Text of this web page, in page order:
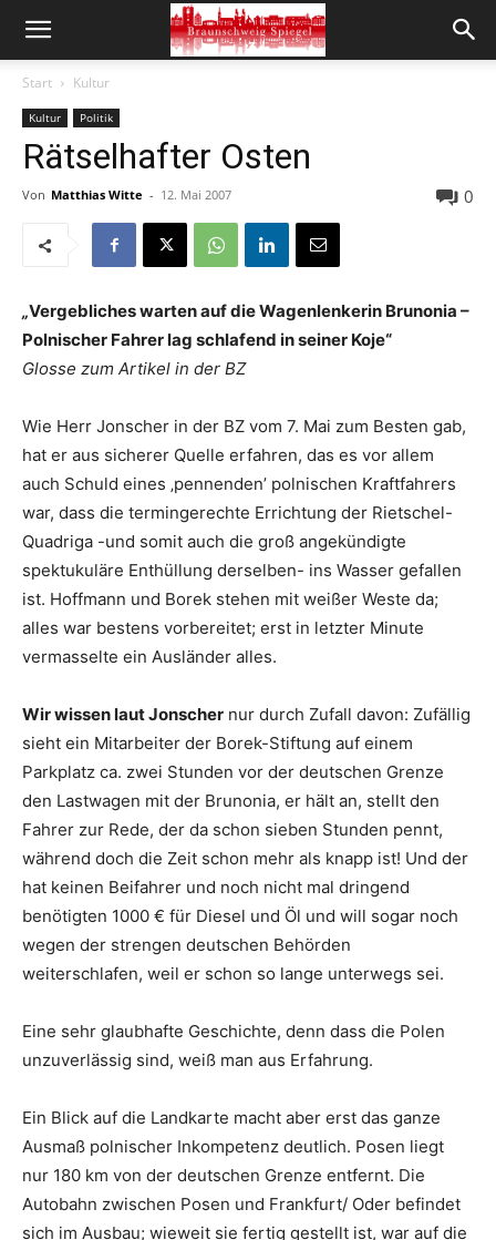
Start Kultur
Kultur Politik
Rätselhafter Osten
Von Matthias Witte - 12. Mai 2007 0
„Vergebliches warten auf die Wagenlenkerin Brunonia –
Polnischer Fahrer lag schlafend in seiner Koje“
Glosse zum Artikel in der BZ
Wie Herr Jonscher in der BZ vom 7. Mai zum Besten gab,
hat er aus sicherer Quelle erfahren, das es vor allem
auch Schuld eines ‚pennenden’ polnischen Kraftfahrers
war, dass die termingerechte Errichtung der Rietschel-
Quadriga -und somit auch die groß angekündigte
spektukuläre Enthüllung derselben- ins Wasser gefallen
ist. Hoffmann und Borek stehen mit weißer Weste da;
alles war bestens vorbereitet; erst in letzter Minute
vermasselte ein Ausländer alles.
Wir wissen laut Jonscher nur durch Zufall davon: Zufällig
sieht ein Mitarbeiter der Borek-Stiftung auf einem
Parkplatz ca. zwei Stunden vor der deutschen Grenze
den Lastwagen mit der Brunonia, er hält an, stellt den
Fahrer zur Rede, der da schon sieben Stunden pennt,
während doch die Zeit schon mehr als knapp ist! Und der
hat keinen Beifahrer und noch nicht mal dringend
benötigten 1000 € für Diesel und Öl und will sogar noch
wegen der strengen deutschen Behörden
weiterschlafen, weil er schon so lange unterwegs sei.
Eine sehr glaubhafte Geschichte, denn dass die Polen
unzuverlässig sind, weiß man aus Erfahrung.
Ein Blick auf die Landkarte macht aber erst das ganze
Ausmaß polnischer Inkompetenz deutlich. Posen liegt
nur 180 km von der deutschen Grenze entfernt. Die
Autobahn zwischen Posen und Frankfurt/ Oder befindet
sich im Ausbau; wieweit sie fertig gestellt ist, war auf die